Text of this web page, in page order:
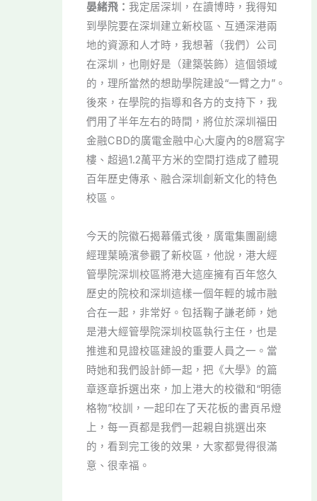
晏緒飛：我定居深圳，在讀博時，我得知
到學院要在深圳建立新校區、互通深港兩
地的資源和人才時，我想著（我們）公司
在深圳，也剛好是（建築裝飾）這個領域
的，理所當然的想助學院建設“一臂之力”。
後來，在學院的指導和各方的支持下，我
們用了半年左右的時間，將位於深圳福田
金融CBD的廣電金融中心大廈內的8層寫字
樓、超過1.2萬平方米的空間打造成了體現
百年歷史傳承、融合深圳創新文化的特色
校區。
今天的院徽石揭幕儀式後，廣電集團副總
經理葉曉濱參觀了新校區，他說，港大經
管學院深圳校區將港大這座擁有百年悠久
歷史的院校和深圳這樣一個年輕的城市融
合在一起，非常好。包括鞠子謙老師，她
是港大經管學院深圳校區執行主任，也是
推進和見證校區建設的重要人員之一。當
時她和我們設計師一起，把《大學》的篇
章逐章拆選出來，加上港大的校徽和“明德
格物”校訓，一起印在了天花板的書頁吊燈
上，每一頁都是我們一起親自挑選出來
的，看到完工後的效果，大家都覺得很滿
意、很幸福。